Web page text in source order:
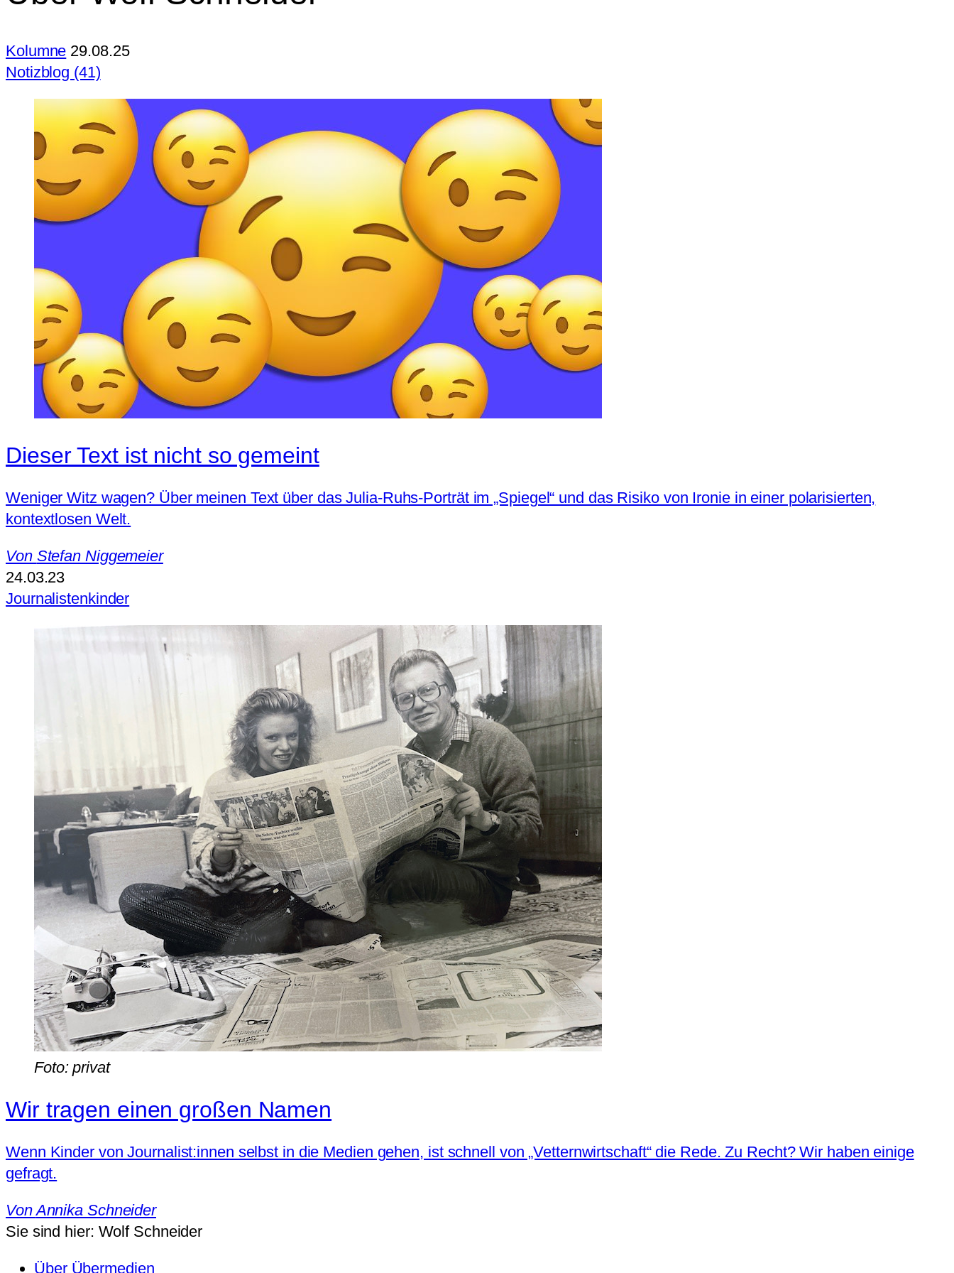
Kolumne 29.08.25
Notizblog (41)
Dieser Text ist nicht so gemeint
Weniger Witz wagen? Über meinen Text über das Julia-Ruhs-Porträt im „Spiegel“ und das Risiko von Ironie in einer polarisierten,
kontextlosen Welt.
Von Stefan Niggemeier
24.03.23
Journalistenkinder
Foto: privat
Wir tragen einen großen Namen
Wenn Kinder von Journalist:innen selbst in die Medien gehen, ist schnell von „Vetternwirtschaft“ die Rede. Zu Recht? Wir haben einige
gefragt.
VonAnnika Schneider
Sie sind hier: Wolf Schneider
Über Übermedien